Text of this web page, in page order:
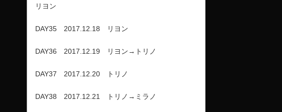
リヨン
DAY35 2017.12.18 リヨン
DAY36 2017.12.19 リヨン→トリノ
DAY37 2017.12.20 トリノ
DAY38 2017.12.21 トリノ→ミラノ